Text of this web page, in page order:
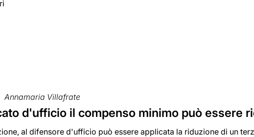
Annamaria Villafrate
d'ufficio il compenso minimo può essere
al difensore d'ufficio può essere applicata la riduzione di un